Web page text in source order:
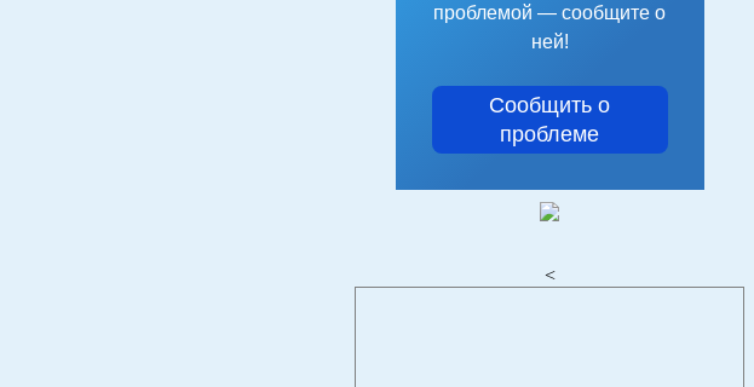
проблемой — сообщите о
ней!
Сообщить о
проблеме
<